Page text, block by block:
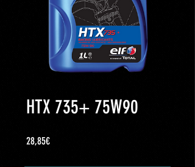
HTX 735+ 75W90
28,85€Cena